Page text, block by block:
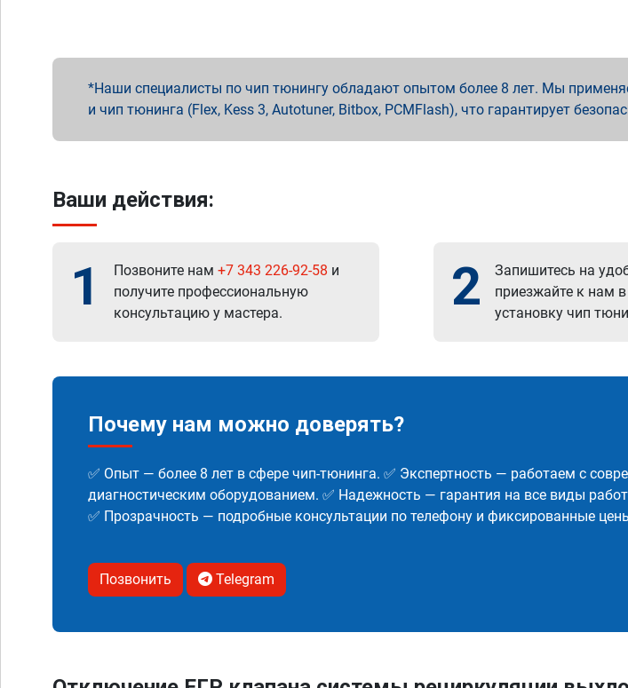
Наши специалисты по чип тюнингу обладают опытом более 8 лет. Мы
и чип тюнинга (Flex, Kess 3, Autotuner, Bitbox, PCMFlash), что гарантирует
Ваши действия:
1 Позвоните нам +7 343 226-92-58 и
получите профессиональную
консультацию у мастера.
2
Запишитесь на
приезжайте к нам
установку чип
Почему нам можно доверять?
✅ Опыт — более 8 лет в сфере чип-тюнинга. ✅ Экспертность — работаем с
диагностическим оборудованием. ✅ Надежность — гарантия на все виды
✅ Прозрачность — подробные консультации по телефону и фиксированные
Позвонить Telegram